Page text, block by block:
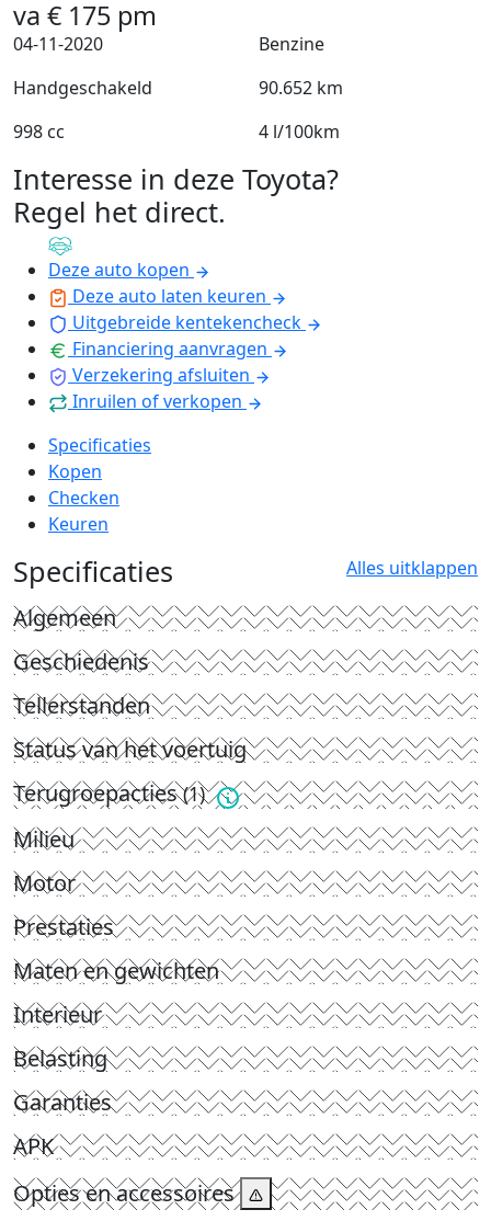
va € 175 pm
04-11-2020
Benzine
Handgeschakeld
90.652 km
998 cc
4 l/100km
Interesse in deze Toyota?
Regel het direct.
Deze auto kopen
Deze auto laten keuren
Uitgebreide kentekencheck
Financiering aanvragen
Verzekering afsluiten
Inruilen of verkopen
Specificaties
Kopen
Checken
Keuren
Specificaties Alles uitklappen
Algemeen
Geschiedenis
Tellerstanden
Status van het voertuig
Terugroepacties(1)
Milieu
Motor
Prestaties
Maten en gewichten
Interieur
Belasting
Garanties
APK
Opties en accessoires